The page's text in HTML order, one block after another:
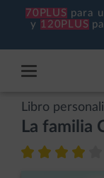
70PLUS para
y 120PLUS
Libro
La familia